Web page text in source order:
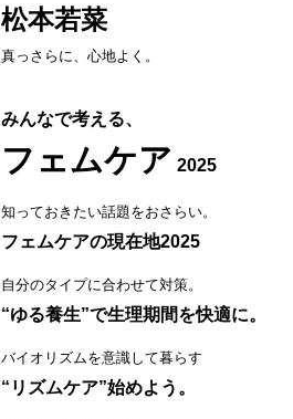
松本若菜
真っさらに、心地よく。
みんなで考える、
フェムケア 2025
知っておきたい話題をおさらい。
フェムケアの現在地2025
自分のタイプに合わせて対策。
“ゆる養生”で生理期間を快適に。
バイオリズムを意識して暮らす
“リズムケア”始めよう。